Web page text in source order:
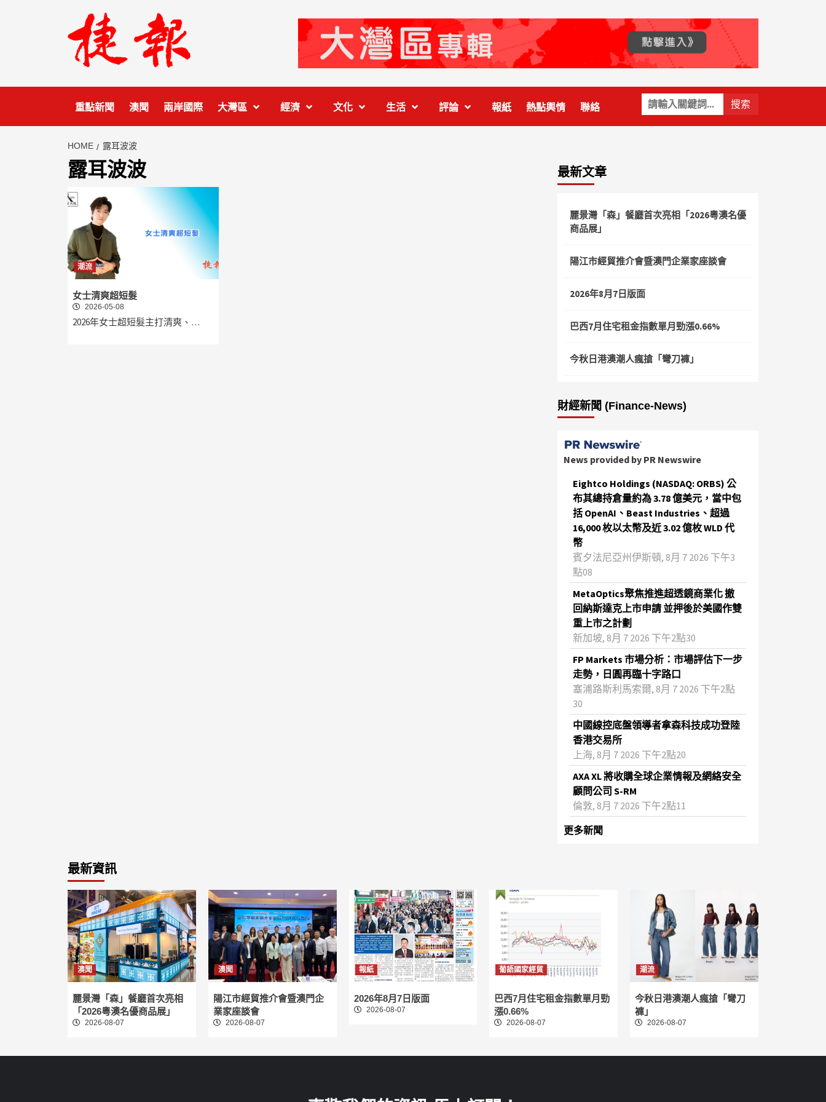
關
鍵
字:
重點新聞 澳聞 兩岸國際 大灣區 經濟 文化 生活 評論 報紙 熱點輿情 聯絡
HOME 露耳波波
露耳波波
潮流
女士清爽超短髮
2026-05-08
2026年女士超短髮主打清爽、…
最新文章
麗景灣「森」餐廳首次亮相「2026粵澳名優
商品展」
陽江市經貿推介會暨澳門企業家座談會
2026年8月7日版面
巴西7月住宅租金指數單月勁漲0.66%
今秋日港澳潮人瘋搶「彎刀褲」
財經新聞 (Finance-News)
News provided by PR Newswire
Eightco Holdings (NASDAQ: ORBS) 公
布其總持倉量約為 3.78 億美元，當中包
括 OpenAI、Beast Industries、超過
16,000 枚以太幣及近 3.02 億枚 WLD 代
幣
賓夕法尼亞州伊斯頓, 8月 7 2026 下午3
點08
MetaOptics聚焦推進超透鏡商業化 撤
回納斯達克上市申請 並押後於美國作雙
重上市之計劃
新加坡, 8月 7 2026 下午2點30
FP Markets 市場分析：市場評估下一步
走勢，日圓再臨十字路口
塞浦路斯利馬索爾, 8月 7 2026 下午2點
30
中國線控底盤領導者拿森科技成功登陸
香港交易所
上海, 8月 7 2026 下午2點20
AXA XL 將收購全球企業情報及網絡安全
顧問公司 S-RM
倫敦, 8月 7 2026 下午2點11
更多新聞
最新資訊
澳聞
麗景灣「森」餐廳首次亮相
「2026粵澳名優商品展」
2026-08-07
澳聞
陽江市經貿推介會暨澳門企
業家座談會
2026-08-07
報紙
2026年8月7日版面
2026-08-07
葡語國家經貿
巴西7月住宅租金指數單月勁
漲0.66%
2026-08-07
潮流
今秋日港澳潮人瘋搶「彎刀
褲」
2026-08-07